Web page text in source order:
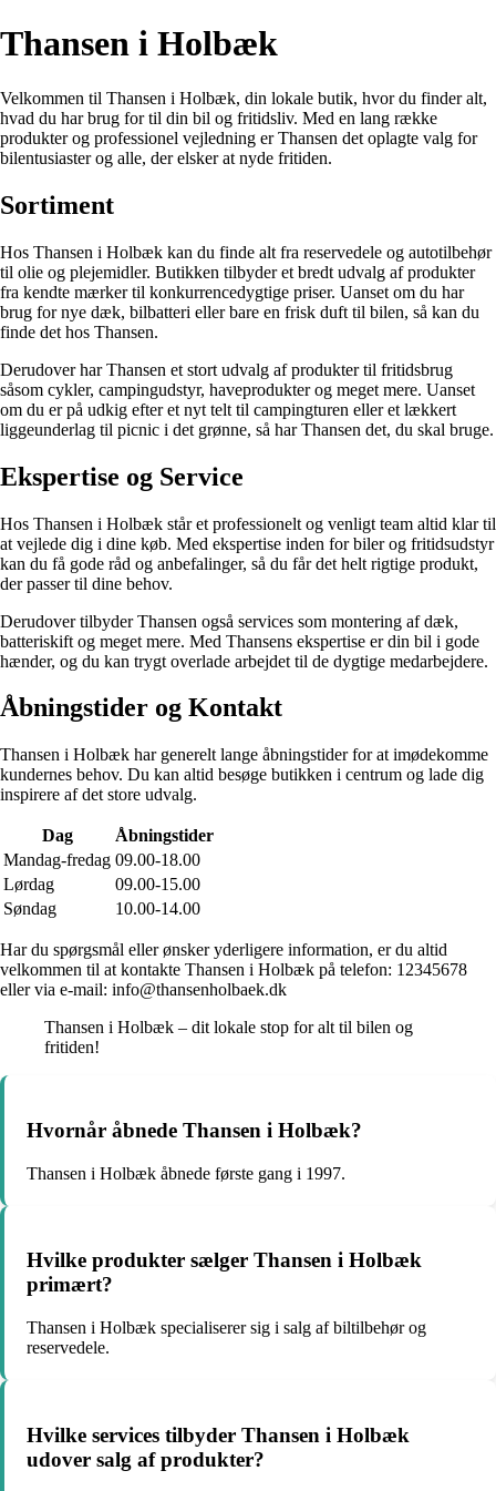
Thansen i Holbæk
Velkommen til Thansen i Holbæk, din lokale butik, hvor du finder alt,
hvad du har brug for til din bil og fritidsliv. Med en lang række
produkter og professionel vejledning er Thansen det oplagte valg for
bilentusiaster og alle, der elsker at nyde fritiden.
Sortiment
Hos Thansen i Holbæk kan du finde alt fra reservedele og autotilbehør
til olie og plejemidler. Butikken tilbyder et bredt udvalg af produkter
fra kendte mærker til konkurrencedygtige priser. Uanset om du har
brug for nye dæk, bilbatteri eller bare en frisk duft til bilen, så kan du
finde det hos Thansen.
Derudover har Thansen et stort udvalg af produkter til fritidsbrug
såsom cykler, campingudstyr, haveprodukter og meget mere. Uanset
om du er på udkig efter et nyt telt til campingturen eller et lækkert
liggeunderlag til picnic i det grønne, så har Thansen det, du skal bruge.
Ekspertise og Service
Hos Thansen i Holbæk står et professionelt og venligt team altid klar til
at vejlede dig i dine køb. Med ekspertise inden for biler og fritidsudstyr
kan du få gode råd og anbefalinger, så du får det helt rigtige produkt,
der passer til dine behov.
Derudover tilbyder Thansen også services som montering af dæk,
batteriskift og meget mere. Med Thansens ekspertise er din bil i gode
hænder, og du kan trygt overlade arbejdet til de dygtige medarbejdere.
Åbningstider og Kontakt
Thansen i Holbæk har generelt lange åbningstider for at imødekomme
kundernes behov. Du kan altid besøge butikken i centrum og lade dig
inspirere af det store udvalg.
Dag
Åbningstider
Mandag-fredag 09.00-18.00
Lørdag
09.00-15.00
Søndag
10.00-14.00
Har du spørgsmål eller ønsker yderligere information, er du altid
velkommen til at kontakte Thansen i Holbæk på telefon: 12345678
eller via e-mail: info@thansenholbaek.dk
Thansen i Holbæk – dit lokale stop for alt til bilen og
fritiden!
Hvornår åbnede Thansen i Holbæk?
Thansen i Holbæk åbnede første gang i 1997.
Hvilke produkter sælger Thansen i Holbæk
primært?
Thansen i Holbæk specialiserer sig i salg af biltilbehør og
reservedele.
Hvilke services tilbyder Thansen i Holbæk
udover salg af produkter?